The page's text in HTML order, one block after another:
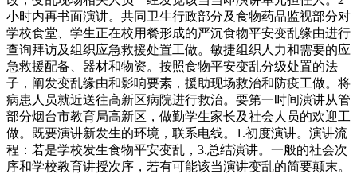
小时内再书面演讲。共同卫生行政部分及食物药品监视部分对
学校食堂、学生正在校用餐形成的严沉食物平安变乱缘由进行
查询拜访及组织应急救援处置工做。敏捷组织人力和需要的应
急救援配备、器材和物资。按照食物平安变乱分级处置的法
子，阐发变乱缘由和影响要素，援助现场救治和防疫工做。将
病患人员就近送往高新区病院进行救治。要第一时间演讲从管
部分烟台市教育局高新区，做勤学生家长及社会人员的欢迎工
做。既要演讲新发生的环境，联系电线。1.初度演讲。演讲流
程：若是学校发生食物平安变乱，3.总结演讲。一般的社会次
序和学校教育讲授次序，若有可能该当演讲变乱的简要颠末。